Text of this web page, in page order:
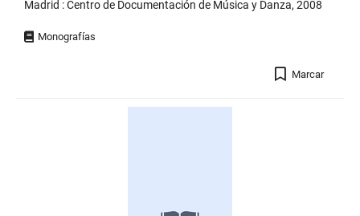
Madrid : Centro de Documentación de Música y Danza, 2008
Marcar